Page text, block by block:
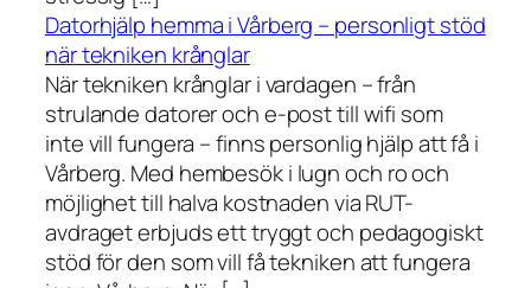
Datorhjälp hemma i Vårberg – personligt stöd
när tekniken krånglar
När tekniken krånglar i vardagen – från
strulande datorer och e-post till wifi som
inte vill fungera – finns personlig hjälp att få i
Vårberg. Med hembesök i lugn och ro och
möjlighet till halva kostnaden via RUT-
avdraget erbjuds ett tryggt och pedagogiskt
stöd för den som vill få tekniken att fungera